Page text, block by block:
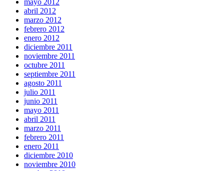
abril 2012
marzo 2012
febrero 2012
enero 2012
diciembre 2011
noviembre 2011
octubre 2011
septiembre 2011
agosto 2011
julio 2011
junio 2011
mayo 2011
abril 2011
marzo 2011
febrero 2011
enero 2011
diciembre 2010
noviembre 2010